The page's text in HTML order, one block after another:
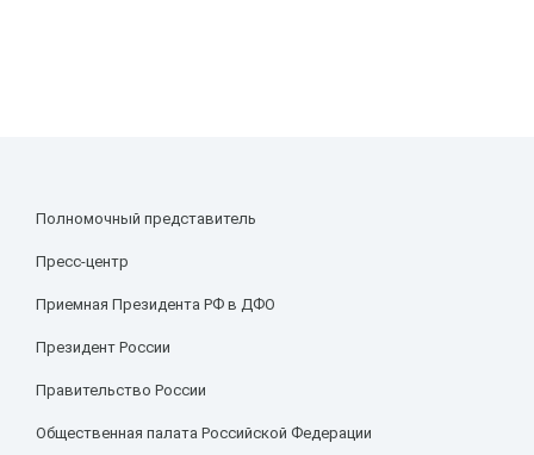
Полномочный представитель
Пресс-центр
Приемная Президента РФ в ДФО
Президент России
Правительство России
Общественная палата Российской Федерации